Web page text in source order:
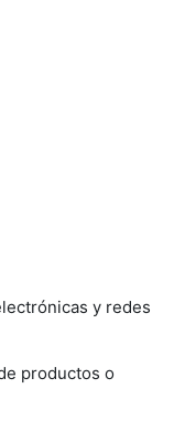
y redes
productos o